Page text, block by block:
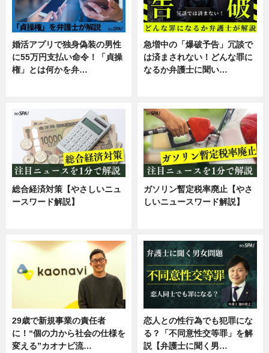
婚活アプリで独身偽装の男性
に55万円支払い命令！「貞操
権」とは何かを弁…
急増中の「爆破予告」冗談で
は済まされない！どんな罪に
なるか弁護士に聞い…
総合経済対策【やさしいニュ
ースワード解説】
ガソリン暫定税率廃止【やさ
しいニュースワード解説】
29歳で新規事業の責任者
に！“個の力から社会の仕様を
変える”カオナビ流…
恋人との性行為でも犯罪にな
る？「不同意性交等罪」を解
説【弁護士に聞く男…